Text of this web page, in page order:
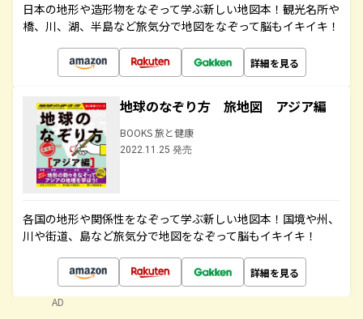
日本の地形や造形物をなぞって学ぶ新しい地図本！観光名所や
橋、川、湖、半島など旅気分で地図をなぞって脳もイキイキ！
詳細を見る
地球のなぞり方 旅地図 アジア編
BOOKS 旅と健康
2022.11.25 発売
各国の地形や関係性をなぞって学ぶ新しい地図本！国境や州、
川や街道、島など旅気分で地図をなぞって脳もイキイキ！
詳細を見る
AD